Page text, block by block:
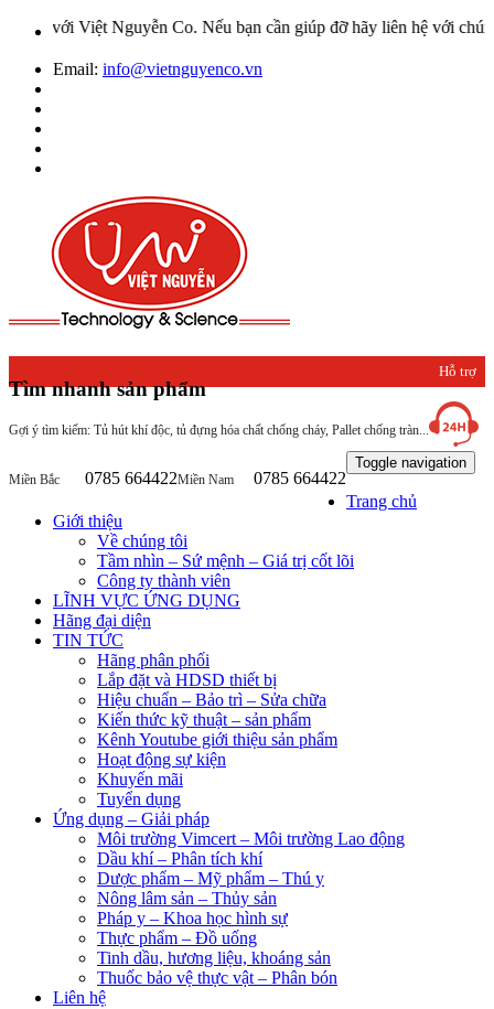
Việt Nguyễn Co. Nếu bạn cần giúp đỡ hãy liên hệ với chúng tôi qua
Email: info@vietnguyenco.vn
Tìm nhanh sản phẩm
Gợi ý tìm kiếm: Tủ hút khí độc, tủ đựng hóa chất chống cháy, Pallet chống tràn...
Hỗ trợ
khách
hàng
Miền Bắc 0785 664422Miền Nam 0785 664422
Toggle navigation
Trang chủ
Giới thiệu
Về chúng tôi
Tầm nhìn – Sứ mệnh – Giá trị cốt lõi
Công ty thành viên
LĨNH VỰC ỨNG DỤNG
Hãng đại diện
TIN TỨC
Hãng phân phối
Lắp đặt và HDSD thiết bị
Hiệu chuẩn – Bảo trì – Sửa chữa
Kiến thức kỹ thuật – sản phẩm
Kênh Youtube giới thiệu sản phẩm
Hoạt động sự kiện
Khuyến mãi
Tuyển dụng
Ứng dụng – Giải pháp
Môi trường Vimcert – Môi trường Lao động
Dầu khí – Phân tích khí
Dược phẩm – Mỹ phẩm – Thú y
Nông lâm sản – Thủy sản
Pháp y – Khoa học hình sự
Thực phẩm – Đồ uống
Tinh dầu, hương liệu, khoáng sản
Thuốc bảo vệ thực vật – Phân bón
Liên hệ